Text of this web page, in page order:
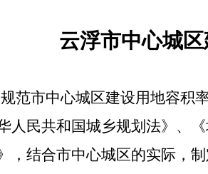
云浮市中心城
范市中心城区建设用地容积
人民共和国城乡规划法》、
，结合市中心城区的实际，